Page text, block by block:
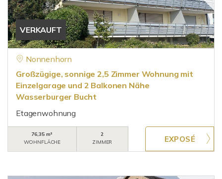
VERKAUFT
Nonnenhorn
Großzügige, sonnige 2,5 Zimmer Wohnung mit
Einzelgarage und 2 Balkonen Nähe
Wasserburger Bucht
Etagenwohnung
76,35 m²
WOHNFLÄCHE
2
ZIMMER